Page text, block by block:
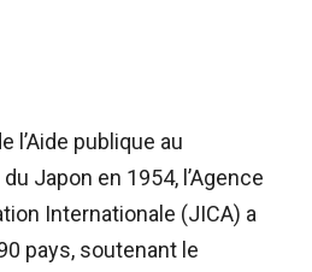
l’Aide publique au
Japon en 1954, l’Agence
Internationale (JICA) a
pays, soutenant le